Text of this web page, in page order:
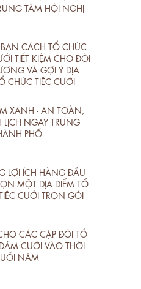
TÂM HỘI NGHỊ
CÁCH TỔ CHỨC
TIẾT KIỆM CHO ĐÔI
VÀ GỢI Ý ĐỊA
CHỨC TIỆC CƯỚI
XANH - AN TOÀN,
LỊCH NGAY TRUNG
PHỐ
LỢI ÍCH HÀNG ĐẦU
MỘT ĐỊA ĐIỂM TỔ
CƯỚI TRỌN GÓI
CÁC CẶP ĐÔI TỔ
CƯỚI VÀO THỜI
NĂM